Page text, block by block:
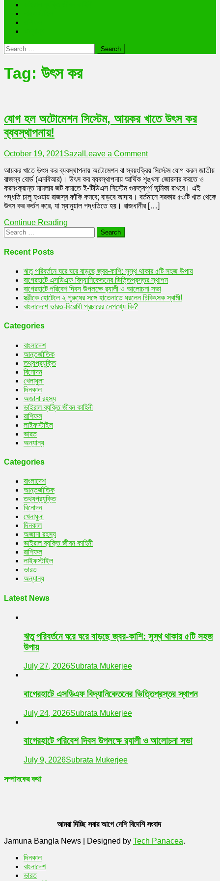
Search
for:
Tag: উৎস কর
যোগ হল অটোমেশন সিস্টেম, আয়কর খাতে উৎস কর
ব্যবস্থাপনায়!
October 19, 2021Sazal Leave a Commenton
হল
অটোমেশন
সিস্টেম,
আয়কর
খাতে
আয়কর খাতে উৎস কর ব্যবস্থাপনায় অটোমেশন বা স্বয়ংক্রিয় সিস্টেম যোগ করল জাতীয়
রাজস্ব বোর্ড (এনবিআর)। উৎস কর ব্যবস্থাপনায় আর্থিক শৃঙ্খলা জোরদার করতে ও
করসংক্রান্ত মামলার জট কমাতে ই-টিডিএস সিস্টেম গুরুত্বপূর্ণ ভূমিকা রাখবে। এই
পদ্ধতি চালু হওয়ায় রাজস্ব ফাঁকি কমবে; বাড়বে আদায়। বর্তমানে সরকার ৫৩টি খাত থেকে
উৎস কর কর্তন করে, যা ম্যানুয়াল পদ্ধতিতে হয়। রাজধানীর […]
Continue Reading
Search
for:
Recent Posts
ঋতু পরিবর্তনে ঘরে ঘরে বাড়ছে জ্বর-কাশি: সুস্থ থাকার ৫টি সহজ উপায়
বাগেরহাটে এসডিএফ বিদ্যানিকেতনের ভিত্তিপ্রস্তর স্থাপন
বাগেরহাটে পরিবেশ দিবস উপলক্ষে র‌্যালী ও আলোচনা সভা
স্ত্রীকে হোটেলে ২ পুরুষের সঙ্গে হাতেনাতে ধরলেন চিকিৎসক স্বামী!
বাংলাদেশে ভারত-বিরোধী প্রচারের নেপথ্যে কি?
Categories
বাংলাদেশ
আন্তর্জাতিক
তথ্যপ্রযুক্তি
বিনোদন
খেলাধুলা
দিনকাল
অজানা রহস্য
ভাইরাল ব্যক্তি জীবন কাহিনী
রাশিফল
লাইফস্টাইল
ভারত
অন্যান্য
Categories
বাংলাদেশ
আন্তর্জাতিক
তথ্যপ্রযুক্তি
বিনোদন
খেলাধুলা
দিনকাল
অজানা রহস্য
ভাইরাল ব্যক্তি জীবন কাহিনী
রাশিফল
লাইফস্টাইল
ভারত
অন্যান্য
Latest News
ঋতু পরিবর্তনে ঘরে ঘরে বাড়ছে জ্বর-কাশি: সুস্থ থাকার ৫টি সহজ
উপায়
July 27, 2026Subrata Mukerjee
বাগেরহাটে এসডিএফ বিদ্যানিকেতনের ভিত্তিপ্রস্তর স্থাপন
July 24, 2026Subrata Mukerjee
বাগেরহাটে পরিবেশ দিবস উপলক্ষে র‌্যালী ও আলোচনা সভা
July 9, 2026Subrata Mukerjee
সম্পাদকের কথা
আমরা দিচ্ছি সবার আগে দেশি বিদেশি সংবাদ
Jamuna Bangla News
Designed by Tech Panacea.
দিনকাল
বাংলাদেশ
ভারত